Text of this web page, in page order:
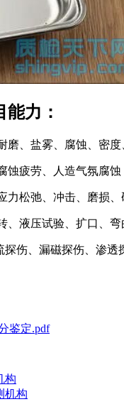
力：
、盐雾、腐蚀、密
蚀疲劳、人造气氛腐蚀
松弛、冲击、磨损
液压试验、扩口、
伤、漏磁探伤、渗透
鉴定.pdf
构
机构